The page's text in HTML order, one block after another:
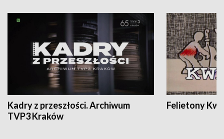
Kadry z przeszłości. Archiwum
TVP3 Kraków
Felietony